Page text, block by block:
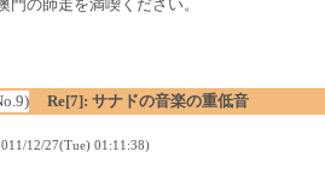
門の師走を満喫ください。
Re[7]: サナドの音楽の重低音
12/27(Tue) 01:11:38)